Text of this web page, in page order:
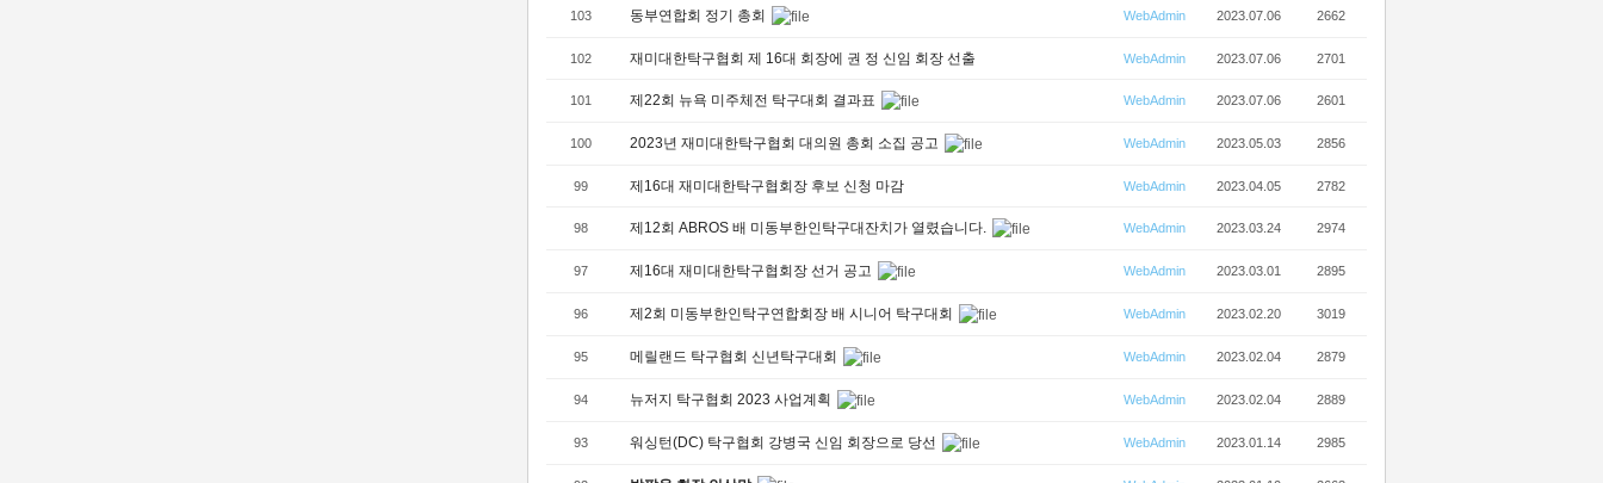
103 동부연합회 정기 총회 WebAdmin 2023.07.06 2662
102 재미대한탁구협회 제 16대 회장에 권 정 신임 회장 선출 WebAdmin 2023.07.06 2701
101 제22회 뉴욕 미주체전 탁구대회 결과표 WebAdmin 2023.07.06 2601
100 2023년 재미대한탁구협회 대의원 총회 소집 공고 WebAdmin 2023.05.03 2856
99 제16대 재미대한탁구협회장 후보 신청 마감 WebAdmin 2023.04.05 2782
98 제12회 ABROS 배 미동부한인탁구대잔치가 열렸습니다. WebAdmin 2023.03.24 2974
97 제16대 재미대한탁구협회장 선거 공고 WebAdmin 2023.03.01 2895
96 제2회 미동부한인탁구연합회장 배 시니어 탁구대회 WebAdmin 2023.02.20 3019
95 메릴랜드 탁구협회 신년탁구대회 WebAdmin 2023.02.04 2879
94 뉴저지 탁구협회 2023 사업계획 WebAdmin 2023.02.04 2889
93 워싱턴(DC) 탁구협회 강병국 신임 회장으로 당선 WebAdmin 2023.01.14 2985